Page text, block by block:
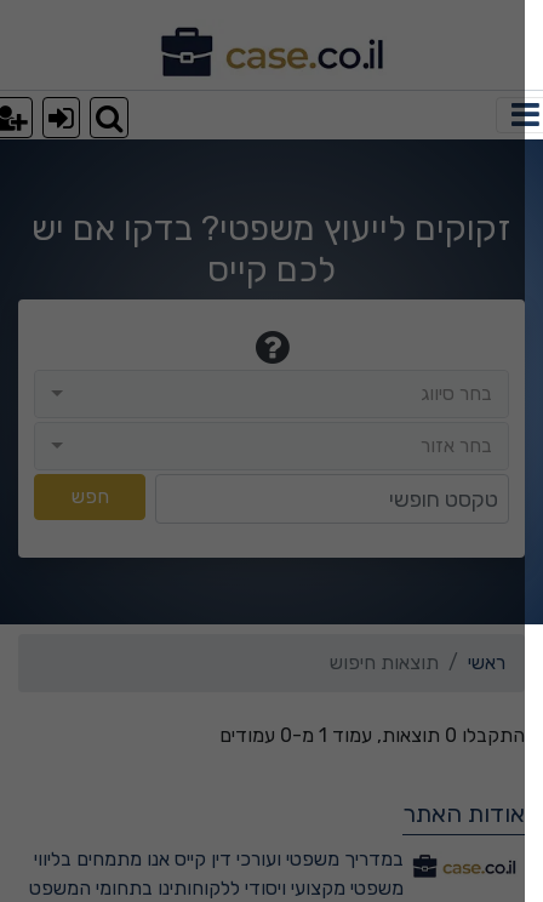
חיפוש
זקוקים לייעוץ משפטי? בדקו אם יש
לכם קייס
בחר סיווג
בחר אזור
חפש
ראשי תוצאות חיפוש
התקבלו 0 תוצאות, עמוד 1 מ-0 עמודים
אודות האתר
במדריך משפטי ועורכי דין קייס אנו מתמחים בליווי
משפטי מקצועי ויסודי ללקוחותינו בתחומי המשפט